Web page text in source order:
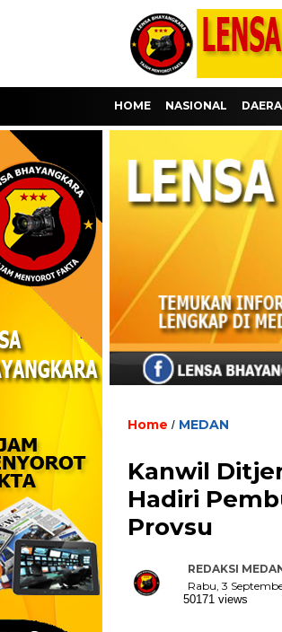
HOME NASIONAL
Home / MEDAN
Kanwil
Hadiri
Provsu
REDAKSI
Rabu, 3
50171 views